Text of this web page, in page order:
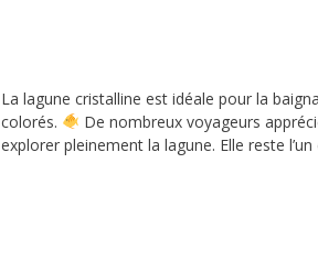
La lagune cristalline est idéale pour la
colorés.
De nombreux voyageurs
explorer pleinement la lagune. Elle reste